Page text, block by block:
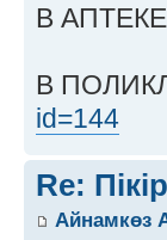
В
В
id=144
Re:
Айнамкөз